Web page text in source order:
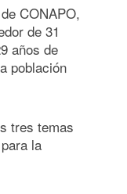
CONAPO,
de 31
años de
población
tres temas
la